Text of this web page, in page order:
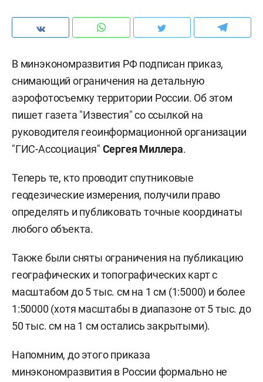
В минэкономразвития РФ подписан приказ,
снимающий ограничения на детальную
аэрофотосъемку территории России. Об этом
пишет газета "Известия" со ссылкой на
руководителя геоинформационной организации
"ГИС-Ассоциация" Сергея Миллера.
Теперь те, кто проводит спутниковые
геодезические измерения, получили право
определять и публиковать точные координаты
любого объекта.
Также были сняты ограничения на публикацию
географических и топографических карт с
масштабом до 5 тыс. см на 1 см (1:5000) и более
1:50000 (хотя масштабы в диапазоне от 5 тыс. до
50 тыс. см на 1 см остались закрытыми).
Напомним, до этого приказа
минэкономразвития в России формально не